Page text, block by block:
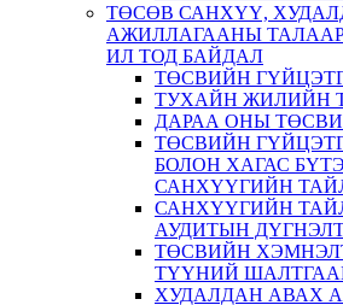
ТӨСӨВ САНХҮҮ,
АЖИЛЛАГААНЫ
ИЛ ТОД БАЙДАЛ
ТӨСВИЙН
ТУХАЙН ЖИЛИЙН
ДАРАА ОНЫ
ТӨСВИЙН
БОЛОН ХАГАС
САНХҮҮГИЙН
САНХҮҮГИЙН
АУДИТЫН
ТӨСВИЙН
ТҮҮНИЙ
ХУДАЛДАН АВАХ